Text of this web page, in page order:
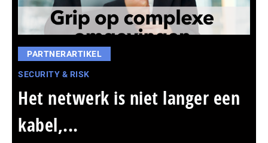
PARTNERARTIKEL
SECURITY & RISK
Het netwerk is niet langer een
kabel,...